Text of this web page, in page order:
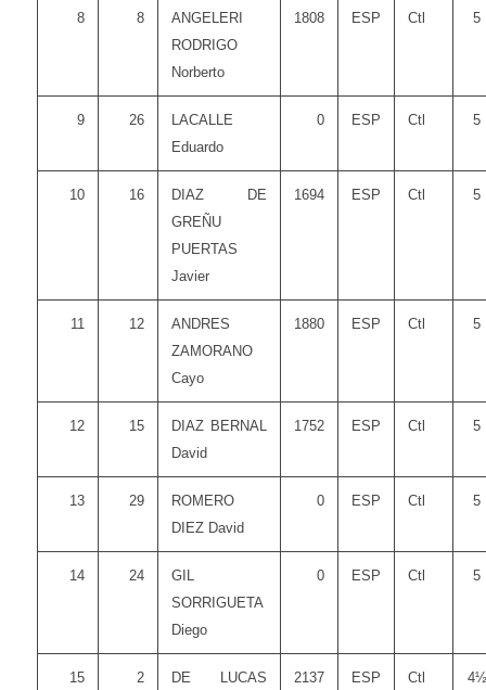
8 8
ANGELERI
RODRIGO
Norberto
1808 ESP Ctl 5
9 26
LACALLE
Eduardo
0 ESP Ctl 5
10 16
DIAZ DE
GREÑU
PUERTAS
Javier
1694 ESP Ctl 5
11 12
ANDRES
ZAMORANO
Cayo
1880 ESP Ctl 5
12 15
DIAZ BERNAL
David
1752 ESP Ctl 5
13 29
ROMERO
DIEZ David
0 ESP Ctl 5
14 24
GIL
SORRIGUETA
Diego
0 ESP Ctl 5
15 2
DE LUCAS
2137 ESP Ctl 4½